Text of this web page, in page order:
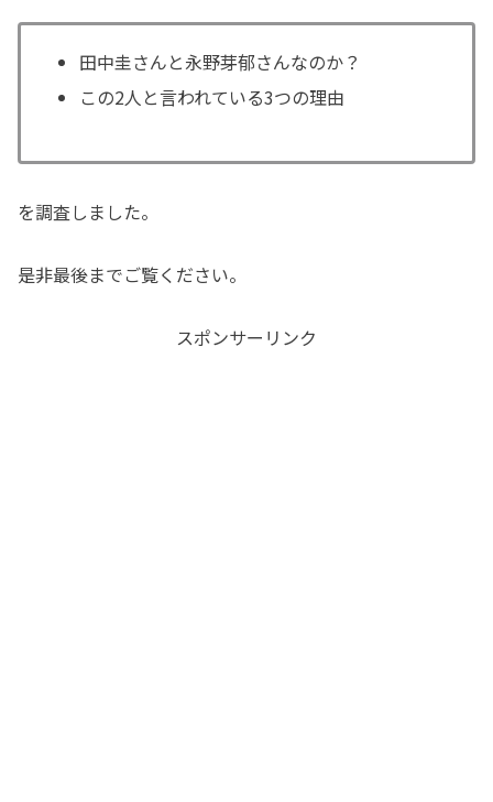
田中圭さんと永野芽郁さんなのか？
この2人と言われている3つの理由
を調査しました。
是非最後までご覧ください。
スポンサーリンク